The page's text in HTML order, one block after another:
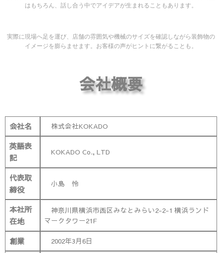
はもちろん、話し合う中でアイデアが生まれることもあります。
実際に現場へ足を運び、店舗の雰囲気や機械のサイズを確認しながら装飾物の
イメージを膨らませます。お客様の声がヒントに繋がることも。
会社概要
会社名 株式会社KOKADO
英語表
記
KOKADO Co., LTD
代表取
締役
小島 怜
本社所
在地
神奈川県横浜市西区みなとみらい2-2-1 横浜ランド
マークタワー21F
創業 2002年3月6日